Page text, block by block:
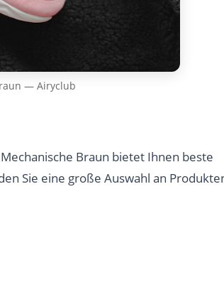
— Airyclub
Braun bietet Ihnen beste
Sie eine große Auswahl an